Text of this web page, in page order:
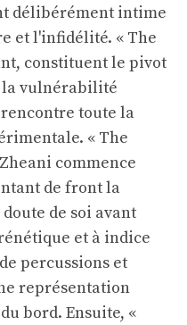
délibérément intime
et l'infidélité. « The
constituent le pivot
la vulnérabilité
toute la
« The
commence
de front la
de soi avant
et à indice
percussions et
représentation
bord. Ensuite, «